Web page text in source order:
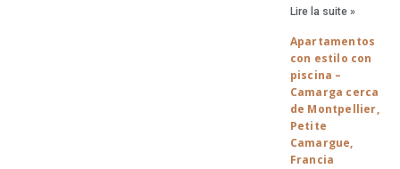
Lire la suite »
Apartamentos
con estilo con
piscina –
Camarga cerca
de Montpellier,
Petite
Camargue,
Francia